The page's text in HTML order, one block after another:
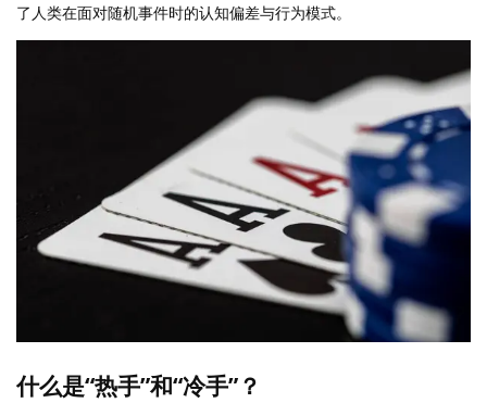
了人类在面对随机事件时的认知偏差与行为模式。
什么是“热手”和“冷手”？